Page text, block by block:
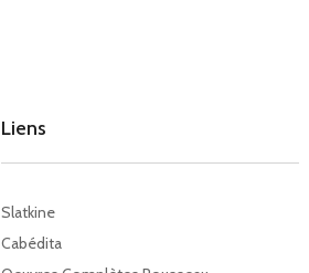
Liens
Slatkine
Cabédita